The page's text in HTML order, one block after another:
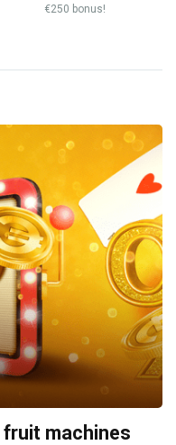
€250 bonus!
fruit machines